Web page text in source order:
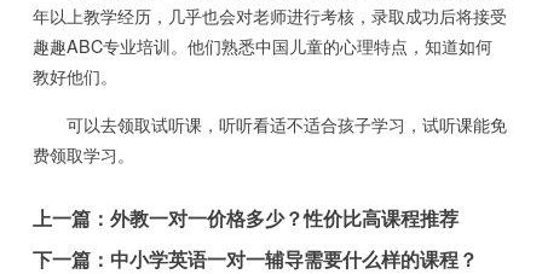
年以上教学经历，几乎也会对老师进行考核，录取成功后将接受
趣趣ABC专业培训。他们熟悉中国儿童的心理特点，知道如何
教好他们。
可以去领取试听课，听听看适不适合孩子学习，试听课能免
费领取学习。
上一篇：外教一对一价格多少？性价比高课程推荐
下一篇： 中小学英语一对一辅导需要什么样的课程？